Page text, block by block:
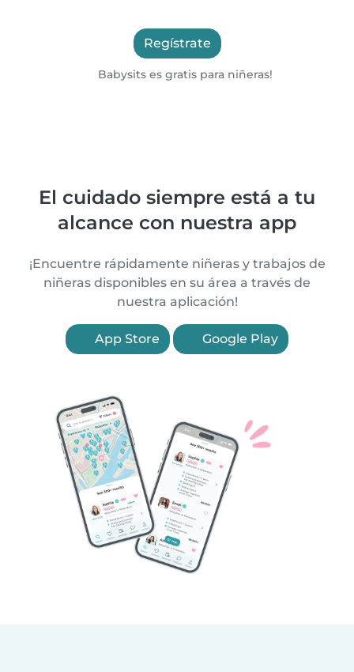
Regístrate
Babysits es gratis para niñeras!
El cuidado siempre está a tu
alcance con nuestra app
¡Encuentre rápidamente niñeras y trabajos de
niñeras disponibles en su área a través de
nuestra aplicación!
App Store Google Play